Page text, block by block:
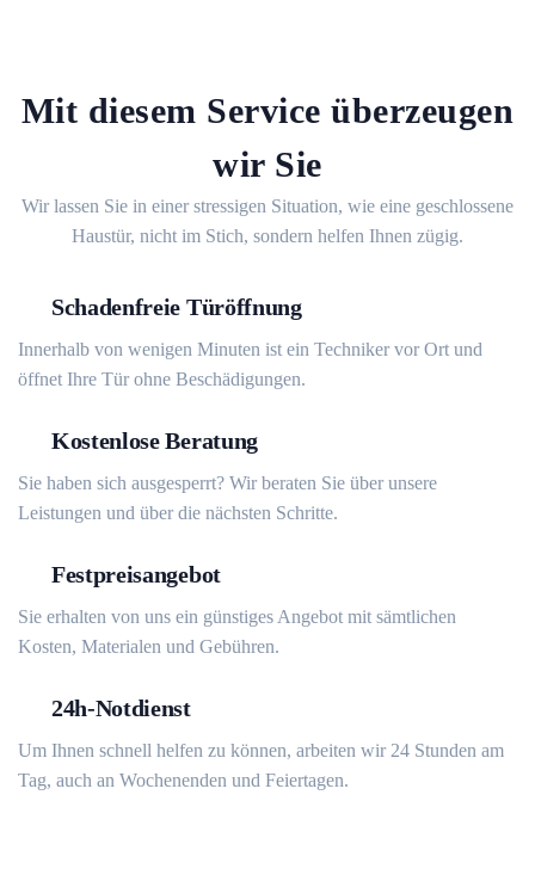
Mit diesem Service überzeugen
wir Sie
Wir lassen Sie in einer stressigen Situation, wie eine geschlossene
Haustür, nicht im Stich, sondern helfen Ihnen zügig.
Schadenfreie Türöffnung
Innerhalb von wenigen Minuten ist ein Techniker vor Ort und
öffnet Ihre Tür ohne Beschädigungen.
Kostenlose Beratung
Sie haben sich ausgesperrt? Wir beraten Sie über unsere
Leistungen und über die nächsten Schritte.
Festpreisangebot
Sie erhalten von uns ein günstiges Angebot mit sämtlichen
Kosten, Materialen und Gebühren.
24h-Notdienst
Um Ihnen schnell helfen zu können, arbeiten wir 24 Stunden am
Tag, auch an Wochenenden und Feiertagen.